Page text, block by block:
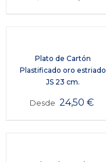
Plato de Cartón
Plastificado oro estriado
JS 23 cm.
Desde 24,50 €